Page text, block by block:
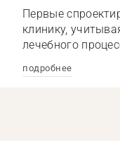
Первые
клинику,
лечебного
подробнее